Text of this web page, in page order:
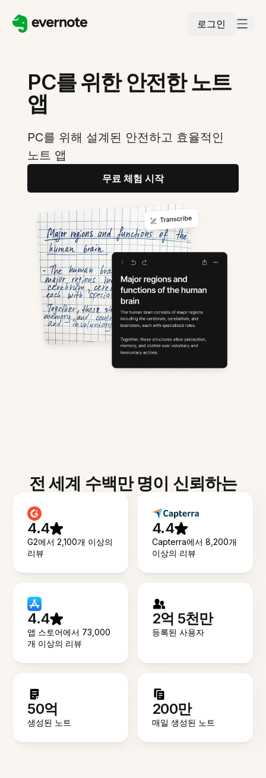
로그인
PC를 위한 안전한 노트
앱
PC를 위해 설계된 안전하고 효율적인
노트 앱
무료 체험 시작
전 세계 수백만 명이 신뢰하는
4.4
G2에서 2,100개 이상의
리뷰
4.4
Capterra에서 8,200개
이상의 리뷰
4.4
앱 스토어에서 73,000
개 이상의 리뷰
2억 5천만
등록된 사용자
50억
생성된 노트
200만
매일 생성된 노트